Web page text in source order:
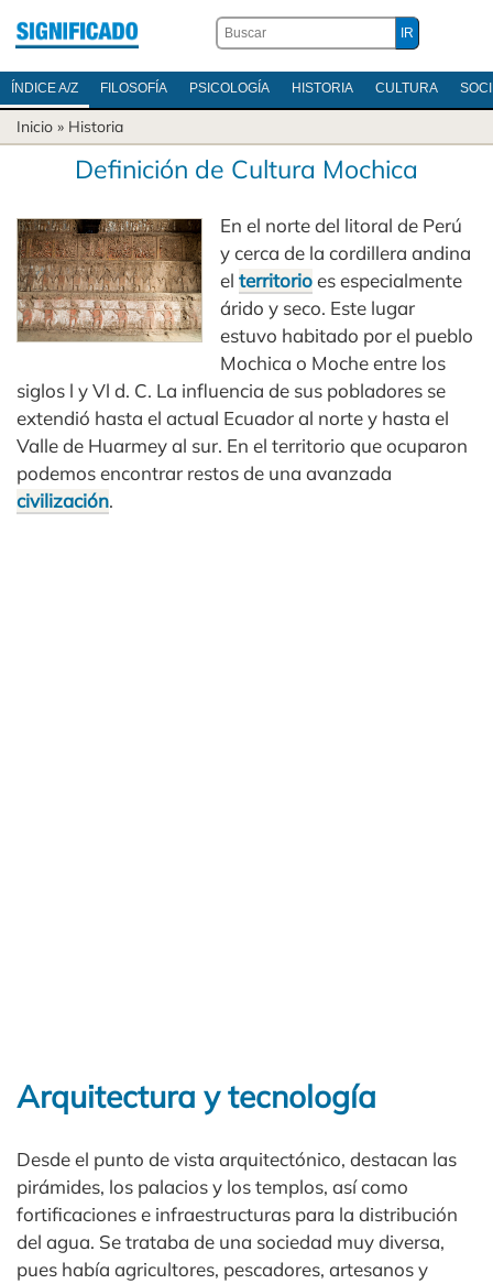
ÍNDICE A/Z FILOSOFÍA PSICOLOGÍA HISTORIA CULTURA
Inicio » Historia
Definición de Cultura Mochica
En el norte del litoral de Perú
y cerca de la cordillera andina
elterritorioes especialmente
árido y seco. Este lugar
estuvo habitado por el pueblo
Mochica o Moche entre los
siglos l y Vl d. C. La influencia de sus pobladores se
extendió hasta el actual Ecuador al norte y hasta el
Valle de Huarmey al sur. En el territorio que ocuparon
podemos encontrar restos de una avanzada
civilización.
Arquitectura y tecnología
Desde el punto de vista arquitectónico, destacan las
pirámides, los palacios y los templos, así como
fortificaciones e infraestructuras para la distribución
del agua. Se trataba de una sociedad muy diversa,
pues había agricultores, pescadores, artesanos y